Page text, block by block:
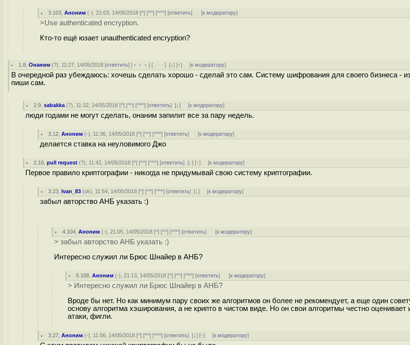
3.103 ,Аноним (-), 21:03, 14/05/2018 [^] [^^] [^^^] [ответить] [к модератору]
>Use authenticated encryption.
Кто-то ещё юзает unauthenticated encryption?
1.8 ,Онаним (?), 11:27, 14/05/2018 [ответить] [ ﹢﹢﹢] [ · · ·][↓] [↑] [к модератору]
В очередной раз убеждаюсь: хочешь сделать хорошо - сделай это сам. Систему шифрования для своего бизнеса -
пиши сам.
2.9 ,sabakka (?), 11:32, 14/05/2018 [^] [^^] [^^^] [ответить][↓] [к модератору]
люди годами не могут сделать, онаним запилит все за пару недель.
3.12 ,Аноним (-), 11:36, 14/05/2018 [^] [^^] [^^^] [ответить] [к модератору]
делается ставка на неуловимого Джо
2.16 ,pull request (?), 11:42, 14/05/2018 [^] [^^] [^^^] [ответить][↓] [↑] [к модератору]
Первое правило криптографии - никогда не придумывай свою систему криптографии.
3.23 ,Ivan_83 (ok), 11:54, 14/05/2018 [^] [^^] [^^^] [ответить][↓] [к модератору]
забыл авторство АНБ указать :)
4.104 ,Аноним (-), 21:05, 14/05/2018 [^] [^^] [^^^] [ответить] [к модератору]
> забыл авторство АНБ указать :)
Интересно служил ли Брюс Шнайер в АНБ?
5.108 ,Аноним (-), 21:13, 14/05/2018 [^] [^^] [^^^] [ответить] [к модератору]
> Интересно служил ли Брюс Шнайер в АНБ?
Вроде бы нет. Но как минимум пару своих же алгоритмов он более не рекомендует, а еще один
основу алгоритма хэширования, а не крипто в чистом виде. Но он свои алгоритмы честно оценивает
атаки, фигли.
3.27 ,Аноним (-), 11:56, 14/05/2018 [^] [^^] [^^^] [ответить][↓] [↑] [к модератору]